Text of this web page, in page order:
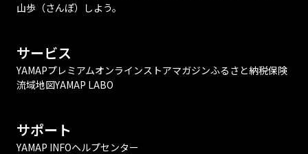
山歩（さんぽ）しよう。
サービス
YAMAPプレミアムオンラインストアマガジンふるさと納税保険
流域地図YAMAP LABO
サポート
YAMAP INFOヘルプセンター